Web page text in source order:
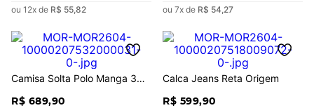
ou 12x de R$ 55,82 ou 7x de R$ 54,27
Camisa Solta Polo Manga 3
R$ 689,90
Calca Jeans Reta Origem
R$ 599,90